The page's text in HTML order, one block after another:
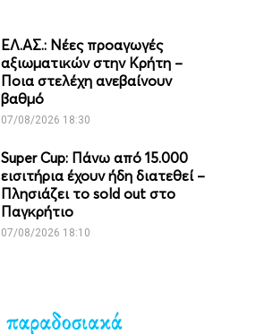
ΕΛ.ΑΣ.: Νέες προαγωγές
αξιωματικών στην Κρήτη –
Ποια στελέχη ανεβαίνουν
βαθμό
07/08/2026 18:30
Super Cup: Πάνω από 15.000
εισιτήρια έχουν ήδη διατεθεί –
Πλησιάζει το sold out στο
Παγκρήτιο
07/08/2026 18:10